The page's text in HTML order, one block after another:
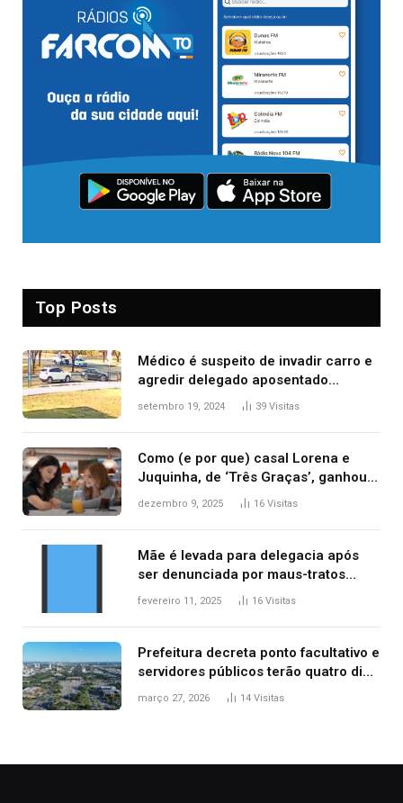
Top Posts
Médico é suspeito de invadir carro e
agredir delegado aposentado
durante confusão no trânsito
setembro 19, 2024 39 Visitas
Como (e por que) casal Lorena e
Juquinha, de ‘Três Graças’, ganhou
repercussão internacional
dezembro 9, 2025 16 Visitas
Mãe é levada para delegacia após
ser denunciada por maus-tratos
contra dois filhos, diz polícia
fevereiro 11, 2025 16 Visitas
Prefeitura decreta ponto facultativo e
servidores públicos terão quatro dias
de folga na Semana Santa
março 27, 2026 14 Visitas